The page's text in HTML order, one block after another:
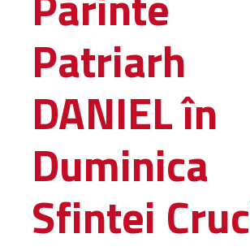
Diaconie
Patriarh
DANIEL în
Duminica
Sfintei